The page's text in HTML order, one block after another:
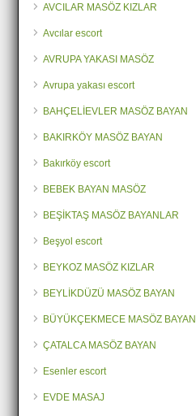
AVCILAR MASÖZ KIZLAR
Avcılar escort
AVRUPA YAKASI MASÖZ
Avrupa yakası escort
BAHÇELİEVLER MASÖZ BAYAN
BAKIRKÖY MASÖZ BAYAN
Bakırköy escort
BEBEK BAYAN MASÖZ
BEŞİKTAŞ MASÖZ BAYANLAR
Beşyol escort
BEYKOZ MASÖZ KIZLAR
BEYLİKDÜZÜ MASÖZ BAYAN
BÜYÜKÇEKMECE MASÖZ BAYAN
ÇATALCA MASÖZ BAYAN
Esenler escort
EVDE MASAJ